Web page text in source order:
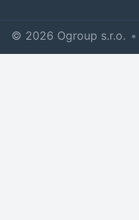
© 2026 Ogroup s.r.o. •